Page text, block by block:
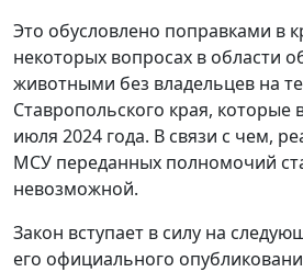
Это обусловлено поправками в
некоторых вопросах в области
животными без владельцев на
Ставропольского края, которые
июля 2024 года. В связи с чем,
МСУ переданных полномочий
невозможной.
Закон вступает в силу на
его официального